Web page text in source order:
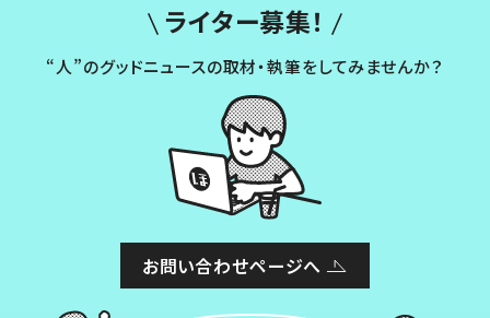
ライター募集！
“人”のグッドニュースの取材・執筆をしてみませんか？
お問い合わせページへ